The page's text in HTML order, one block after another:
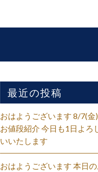
最近の投稿
おはようございます 8/7(金
お値段紹介 今日も1日よろ
いいたします
おはようございます 本日